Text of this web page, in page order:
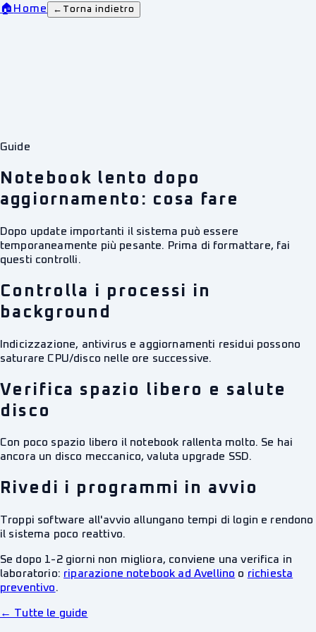
🏠 Home ← Torna indietro
Guide
Notebook lento dopo
aggiornamento: cosa fare
Dopo update importanti il sistema può essere
temporaneamente più pesante. Prima di formattare, fai
questi controlli.
Controlla i processi in
background
Indicizzazione, antivirus e aggiornamenti residui possono
saturare CPU/disco nelle ore successive.
Verifica spazio libero e salute
disco
Con poco spazio libero il notebook rallenta molto. Se hai
ancora un disco meccanico, valuta upgrade SSD.
Rivedi i programmi in avvio
Troppi software all'avvio allungano tempi di login e rendono
il sistema poco reattivo.
Se dopo 1-2 giorni non migliora, conviene una verifica in
laboratorio: riparazione notebook ad Avellino o richiesta
preventivo.
← Tutte le guide